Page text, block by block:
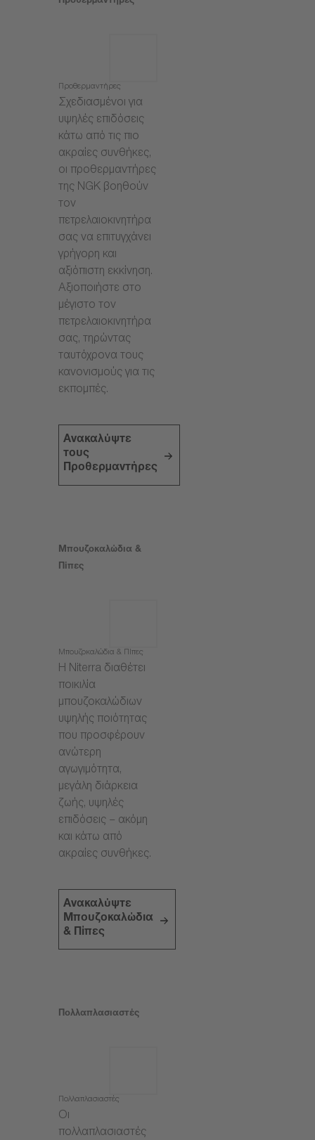
Προθερμαντήρες
Σχεδιασμένοι για
υψηλές επιδόσεις
κάτω από τις πιο
ακραίες συνθήκες,
οι προθερμαντήρες
της NGK βοηθούν
τον
πετρελαιοκινητήρα
σας να επιτυγχάνει
γρήγορη και
αξιόπιστη εκκίνηση.
Αξιοποιήστε στο
μέγιστο τον
πετρελαιοκινητήρα
σας, τηρώντας
ταυτόχρονα τους
κανονισμούς για τις
εκπομπές.
Ανακαλύψτε
τους
Προθερμαντήρες
Μπουζοκαλώδια &
Πίπες
Μπουζοκαλώδια & Πίπες
Η Niterra διαθέτει
ποικιλία
μπουζοκαλώδιων
υψηλής ποιότητας
που προσφέρουν
ανώτερη
αγωγιμότητα,
μεγάλη διάρκεια
ζωής, υψηλές
επιδόσεις – ακόμη
και κάτω από
ακραίες συνθήκες.
Ανακαλύψτε
Μπουζοκαλώδια
& Πίπες
Πολλαπλασιαστές
Πολλαπλασιαστές
Οι
πολλαπλασιαστές